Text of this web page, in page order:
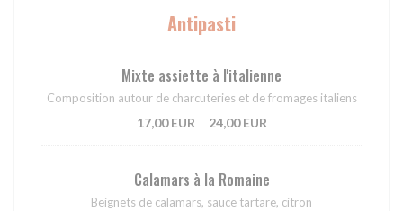
Antipasti
Mixte assiette à l'italienne
Composition autour de charcuteries et de fromages italiens
17,00 EUR 24,00 EUR
Calamars à la Romaine
Beignets de calamars, sauce tartare, citron